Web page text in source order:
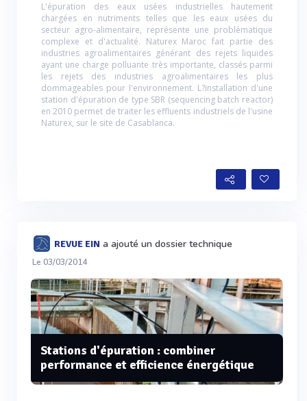
L'épuration des eaux usées industrielles hautement
chargées en nutriments telles que les eaux usées du
secteur agro-alimentaire, représente une problématique
complexe et d'actualité. Naturex Maroc fait partie des
industries agroalimentaires générant des rejets liquides
ayant une charge polluante très importante, classés parmi
les rejets des industries agroalimentaires les plus
dommageables pour l'environnement. L?installation d'une
station d'épuration de type SBR (sequencing batch reactor)
en 2010 permet de traiter les effluents industriels de l'usine
Naturex, sur le site de Casablanca.
REVUE EIN a ajouté un dossier technique
Le 03/03/2014
Stations d'épuration : combiner
performance et efficience énergétique